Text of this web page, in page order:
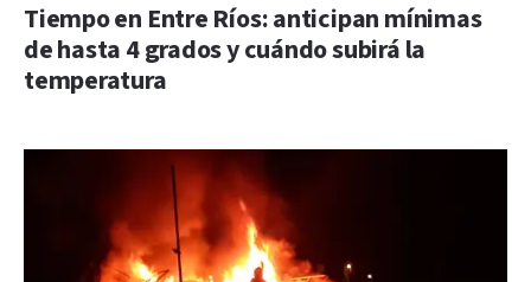
Tiempo en Entre Ríos: anticipan mínimas
de hasta 4 grados y cuándo subirá la
temperatura